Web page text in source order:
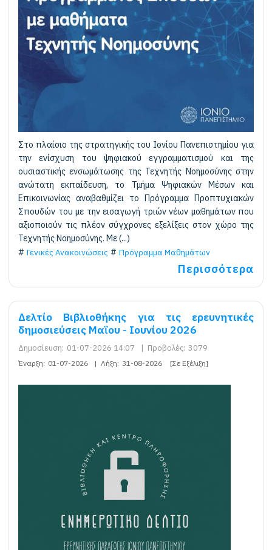
Στο πλαίσιο της στρατηγικής του Ιονίου Πανεπιστημίου για
την ενίσχυση του ψηφιακού εγγραμματισμού και της
ουσιαστικής ενσωμάτωσης της Τεχνητής Νοημοσύνης στην
ανώτατη εκπαίδευση, το Τμήμα Ψηφιακών Μέσων και
Επικοινωνίας αναβαθμίζει το Πρόγραμμα Προπτυχιακών
Σπουδών του με την εισαγωγή τριών νέων μαθημάτων που
αξιοποιούν τις πλέον σύγχρονες εξελίξεις στον χώρο της
Τεχνητής Νοημοσύνης. Με (...)
Γενικές Ανακοινώσεις
Πρόγραμμα Μαθημάτων
Περισσότερα
Δελτίο Βιβλιοθήκης για τις ερευνητικές
δημοσιεύσεις Μαΐου - Ιουνίου 2026
Δημοσίευση: 01-07-2026 14:07 | Προβολές: 3079
Έναρξη: 01-07-2026 | Λήξη: 31-08-2026 [Σε Εξέλιξη]